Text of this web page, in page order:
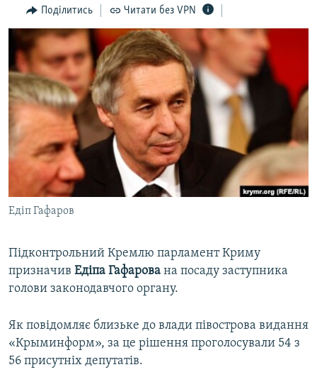
Перейти
до
пошуку
ПОГЛЯД
ІНТЕРВ'Ю
ВСЕ ЗА ДЕНЬ
СПЕЦПРОЕКТИ
ДЕПОРТАЦІЯ
ВІДЕОУРОКИ «ELIFBE»
СВІДЧЕННЯ ОКУПАЦІЇ
УКРАЇНСЬКА ПРОБЛЕМА КРИМУ
ІНФОГРАФІКА
ЯК ОБІЙТИ БЛОКУВАННЯ
Русский
Qırımtatar
ДОЛУЧАЙСЯ!
Поділитись Читати без VPN
Едіп Гафаров
Підконтрольний Кремлю парламент Криму
призначив Едіпа Гафарова на посаду заступника
голови законодавчого органу.
Як повідомляє близьке до влади півострова видання
«Крыминформ», за це рішення проголосували 54 з
56 присутніх депутатів.